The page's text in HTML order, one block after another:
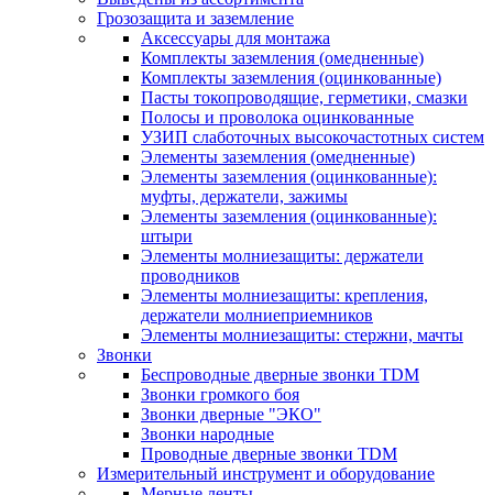
Грозозащита и заземление
Аксессуары для монтажа
Комплекты заземления (омедненные)
Комплекты заземления (оцинкованные)
Пасты токопроводящие, герметики, смазки
Полосы и проволока оцинкованные
УЗИП слаботочных высокочастотных систем
Элементы заземления (омедненные)
Элементы заземления (оцинкованные):
муфты, держатели, зажимы
Элементы заземления (оцинкованные):
штыри
Элементы молниезащиты: держатели
проводников
Элементы молниезащиты: крепления,
держатели молниеприемников
Элементы молниезащиты: стержни, мачты
Звонки
Беспроводные дверные звонки TDM
Звонки громкого боя
Звонки дверные "ЭКО"
Звонки народные
Проводные дверные звонки TDM
Измерительный инструмент и оборудование